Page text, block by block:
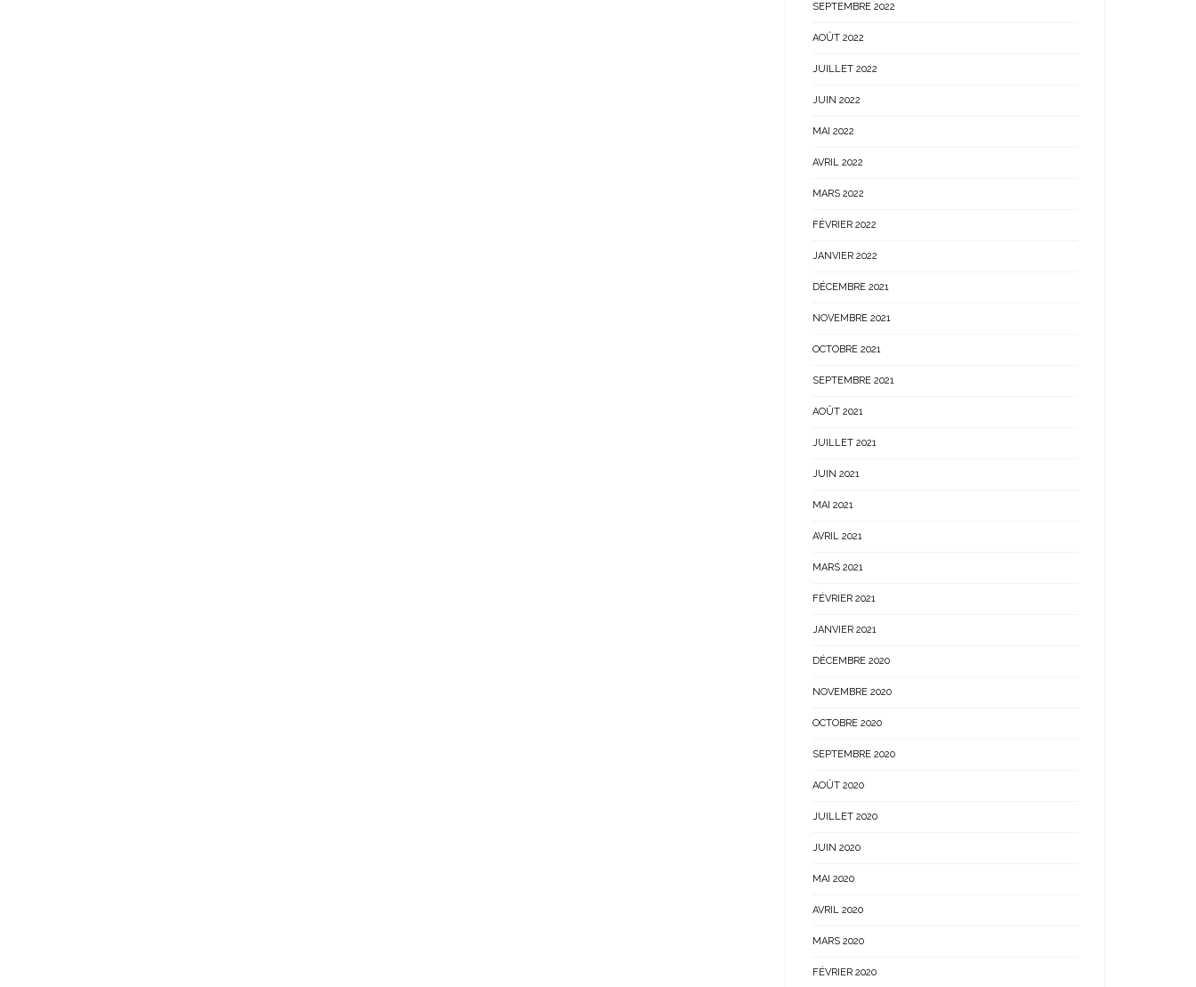
SEPTEMBRE 2022
AOÛT 2022
JUILLET 2022
JUIN 2022
MAI 2022
AVRIL 2022
MARS 2022
FÉVRIER 2022
JANVIER 2022
DÉCEMBRE 2021
NOVEMBRE 2021
OCTOBRE 2021
SEPTEMBRE 2021
AOÛT 2021
JUILLET 2021
JUIN 2021
MAI 2021
AVRIL 2021
MARS 2021
FÉVRIER 2021
JANVIER 2021
DÉCEMBRE 2020
NOVEMBRE 2020
OCTOBRE 2020
SEPTEMBRE 2020
AOÛT 2020
JUILLET 2020
JUIN 2020
MAI 2020
AVRIL 2020
MARS 2020
FÉVRIER 2020